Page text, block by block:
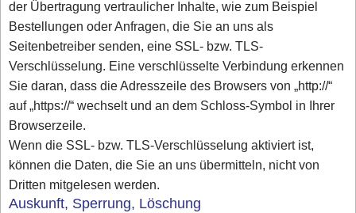
der Übertragung vertraulicher Inhalte, wie zum Beispiel
Bestellungen oder Anfragen, die Sie an uns als
Seitenbetreiber senden, eine SSL- bzw. TLS-
Verschlüsselung. Eine verschlüsselte Verbindung erkennen
Sie daran, dass die Adresszeile des Browsers von „http://“
auf „https://“ wechselt und an dem Schloss-Symbol in Ihrer
Browserzeile.
Wenn die SSL- bzw. TLS-Verschlüsselung aktiviert ist,
können die Daten, die Sie an uns übermitteln, nicht von
Dritten mitgelesen werden.
Auskunft, Sperrung, Löschung